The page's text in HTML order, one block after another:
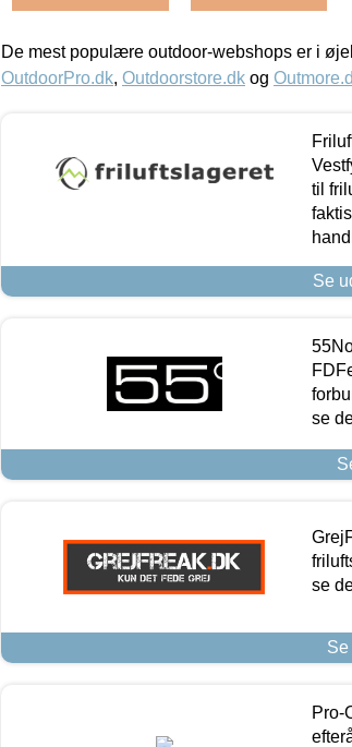
De mest populære outdoor-webshops er i
OutdoorPro.dk, Outdoorstore.dk og
til
Se
se
se
Pro-